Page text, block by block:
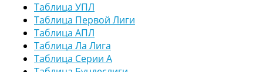
Таблица УПЛ
Таблица Первой Лиги
Таблица АПЛ
Таблица Ла Лига
Таблица Серии А